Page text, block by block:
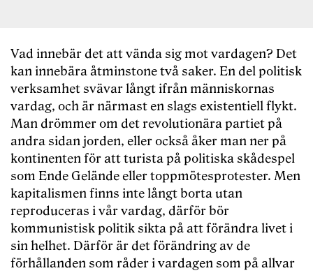
Vad innebär det att vända sig mot vardagen? Det
kan innebära åtminstone två saker. En del politisk
verksamhet svävar långt ifrån människornas
vardag, och är närmast en slags existentiell flykt.
Man drömmer om det revolutionära partiet på
andra sidan jorden, eller också åker man ner på
kontinenten för att turista på politiska skådespel
som Ende Gelände eller toppmötesprotester. Men
kapitalismen finns inte långt borta utan
reproduceras i vår vardag, därför bör
kommunistisk politik sikta på att förändra livet i
sin helhet. Därför är det förändring av de
förhållanden som råder i vardagen som på allvar